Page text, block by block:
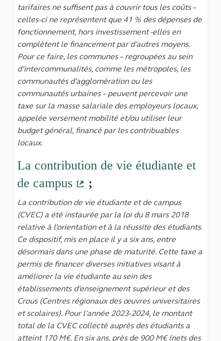
tarifaires ne suffisent pas à couvrir tous les coûts –
celles-ci ne représentent que 41 % des dépenses de
fonctionnement, hors investissement -elles en
complètent le financement par d’autres moyens.
Pour ce faire, les communes – regroupées au sein
d’intercommunalités, comme les métropoles, les
communautés d’agglomération ou les
communautés urbaines – peuvent percevoir une
taxe sur la masse salariale des employeurs locaux,
appelée versement mobilité et/ou utiliser leur
budget général, financé par les contribuables
locaux.
La contribution de vie étudiante et
de campus
(Lien externe)
;
La contribution de vie étudiante et de campus
(CVEC) a été instaurée par la loi du 8 mars 2018
relative à l’orientation et à la réussite des étudiants.
Ce dispositif, mis en place il y a six ans, entre
désormais dans une phase de maturité. Cette taxe a
permis de financer diverses initiatives visant à
améliorer la vie étudiante au sein des
établissements d’enseignement supérieur et des
Crous (Centres régionaux des œuvres universitaires
et scolaires). Pour l'année 2023-2024, le montant
total de la CVEC collecté auprès des étudiants a
atteint 170 M€. En six ans, près de 900 M€ (nets des